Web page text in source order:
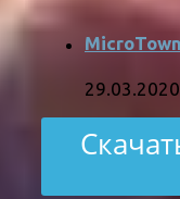
MicroTown
29.03.2020